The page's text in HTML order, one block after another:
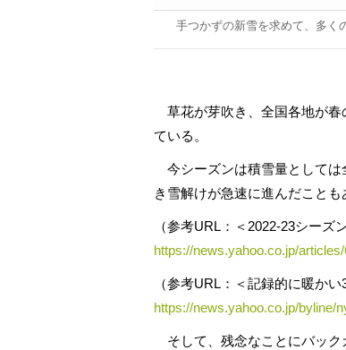
手つかずの新雪を求めて、多く
草花が芽吹き、全国各地が春
ている。
今シーズンは積雪量としては
き雪解けが急速に進んだこと
（参考URL：＜2022-23シー
https://news.yahoo.co.jp/
（参考URL：＜記録的に暖か
https://news.yahoo.co.jp/byline/
そして、残念なことにバック